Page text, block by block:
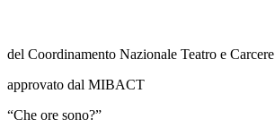
del Coordinamento Nazionale Teatro e Carcere
approvato dal MIBACT
“Che ore sono?”